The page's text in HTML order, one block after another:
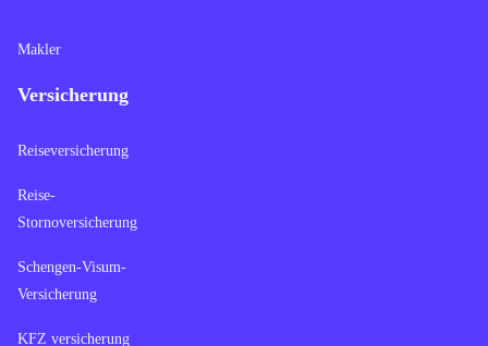
Makler
Versicherung
Reiseversicherung
Reise-
Stornoversicherung
Schengen-Visum-
Versicherung
KFZ versicherung